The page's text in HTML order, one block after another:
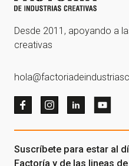
Desde 2011, apoyando a
creativas
Suscríbete para estar al
Factoría y de las lineas